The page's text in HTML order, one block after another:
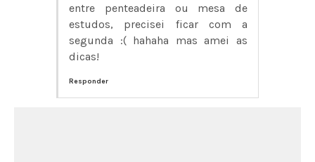
entre penteadeira ou mesa de
estudos, precisei ficar com a
segunda :( hahaha mas amei as
dicas!
Responder